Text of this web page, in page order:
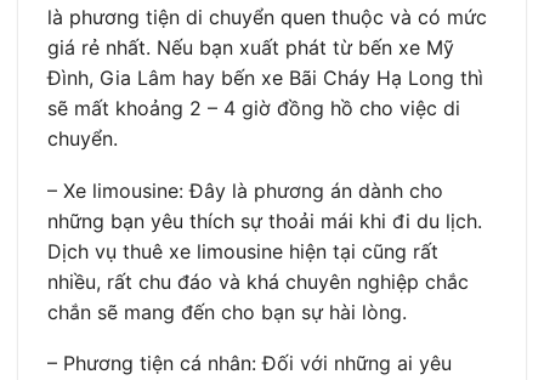
là phương tiện di chuyển quen thuộc và có mức
giá rẻ nhất. Nếu bạn xuất phát từ bến xe Mỹ
Đình, Gia Lâm hay bến xe Bãi Cháy Hạ Long thì
sẽ mất khoảng 2 – 4 giờ đồng hồ cho việc di
chuyển.
– Xe limousine: Đây là phương án dành cho
những bạn yêu thích sự thoải mái khi đi du lịch.
Dịch vụ thuê xe limousine hiện tại cũng rất
nhiều, rất chu đáo và khá chuyên nghiệp chắc
chắn sẽ mang đến cho bạn sự hài lòng.
– Phương tiện cá nhân: Đối với những ai yêu